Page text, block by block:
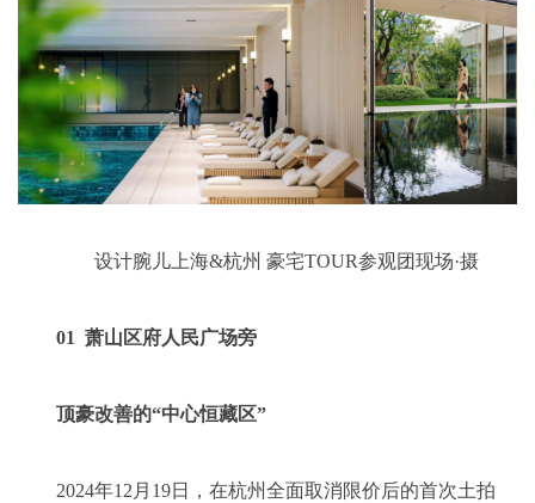
设计腕儿上海&杭州 豪宅TOUR参观团现场·摄
01 萧山区府人民广场旁
顶豪改善的“中心恒藏区”
2024年12月19日，在杭州全面取消限价后的首次土拍